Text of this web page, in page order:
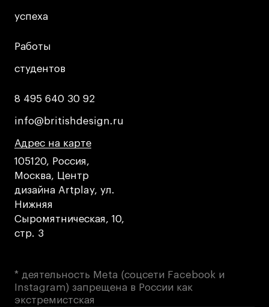
успеха
успеха
Работы
студентов
Работы
студентов
8 495 640 30 92
8 495 640 30 92
info@britishdesign.ru
info@britishdesign.ru
Адрес на карте
Адрес на карте
Адрес на карте
105120, Россия,
Москва, Центр
дизайна Artplay, ул.
Нижняя
Сыромятническая, 10,
стр. 3
* деятельность Meta (соцсети Facebook и
Instagram) запрещена в России как
экстремистская